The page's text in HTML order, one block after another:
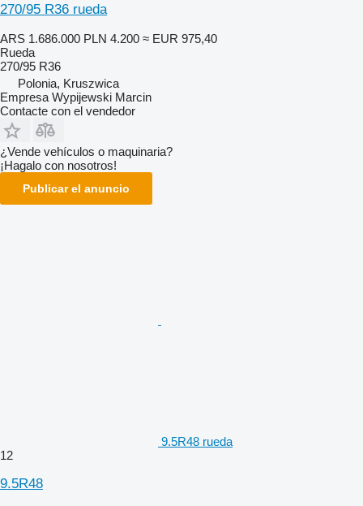
270/95 R36 rueda
ARS 1.686.000 PLN 4.200 ≈ EUR 975,40
Rueda
270/95 R36
Polonia, Kruszwica
Empresa Wypijewski Marcin
Contacte con el vendedor
¿Vende vehículos o maquinaria?
¡Hagalo con nosotros!
Publicar el anuncio
9.5R48 rueda
12
9.5R48